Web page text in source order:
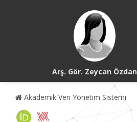
Arş. Gör. Zeycan Özdan
Akademik Veri Yönetim Sistemi